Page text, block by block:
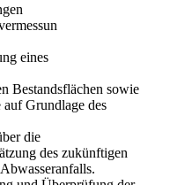
eines
Bestandsflächen sowie
Grundlage des
die
des zukünftigen